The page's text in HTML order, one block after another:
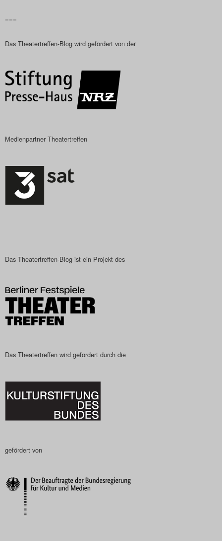
Das Theatertreffen-Blog
Archiv
Nutzungsbedingungen
Search
–––
Das Theatertreffen-Blog wird gefördert von der
Medienpartner Theatertreffen
Das Theatertreffen-Blog ist ein Projekt des
Das Theatertreffen wird gefördert durch die
gefördert von